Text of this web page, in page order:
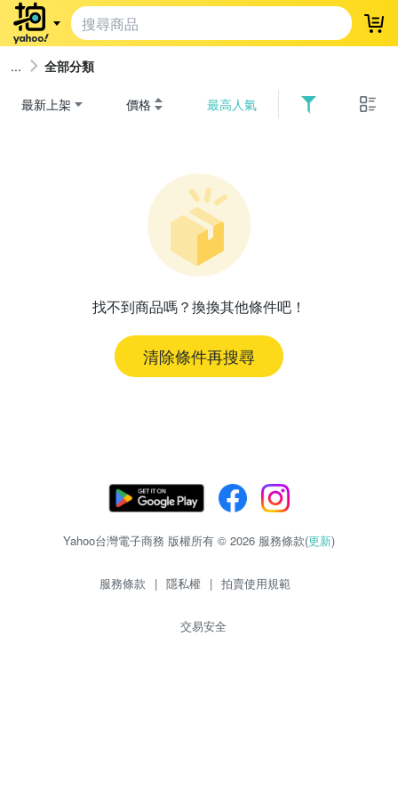
登
全部分類
最新上架 價格 最高人氣
找不到商品嗎？換換其他條件吧！
清除條件再搜尋
Yahoo台灣電子商務 版權所有 © 2026 服務條款(更新)
服務條款 | 隱私權 | 拍賣使用規範
交易安全